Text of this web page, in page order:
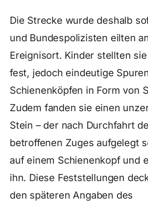
Die Strecke wurde deshalb
und Bundespolizisten eilten
Ereignisort. Kinder stellten
fest, jedoch eindeutige
Schienenköpfen in Form von
Zudem fanden sie einen
Stein – der nach Durchfahrt
betroffenen Zuges aufgelegt
auf einem Schienenkopf und
ihn. Diese Feststellungen
den späteren Angaben des